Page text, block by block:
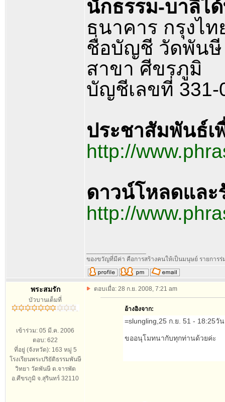
นักธรรม-บาลีไ
ธนาคาร กรุงไท
ชื่อบัญชี วัดพันษี
สาขา ศีขรภูมิ
บัญชีเลขที่ 331-
ประชาสัมพันธ์เ
http://
ดาวน์โหลดและ
http://
ของขวัญที่มีค่า คือการสร้างคนให้เป็นมนุษย์ รายการ
พระสมรัก
บัวบานเต็มที่
เข้าร่วม: 05 มี.ค. 2006
ตอบ: 622
ที่อยู่ (จังหวัด): 163 หมู่ 5
โรงเรียนพระปริยัติธรรมพันษี
วิทยา วัดพันษี ต.จารพัต
อ.ศีขรภูมิ จ.สุรินทร์ 32110
ตอบเมื่อ: 28 ก.ย. 2008, 7:21 am
อ้างอิงจาก:
=slungling,25 ก.ย. 51 - 18:25
ขออนุโมทนากับทุกท่านด้วยค่ะ